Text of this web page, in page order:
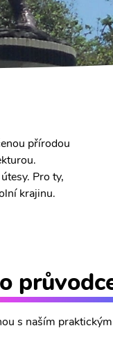
přírodou
Pro ty,
krajinu.
s naším